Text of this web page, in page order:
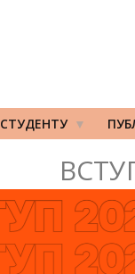
СТУДЕНТУ